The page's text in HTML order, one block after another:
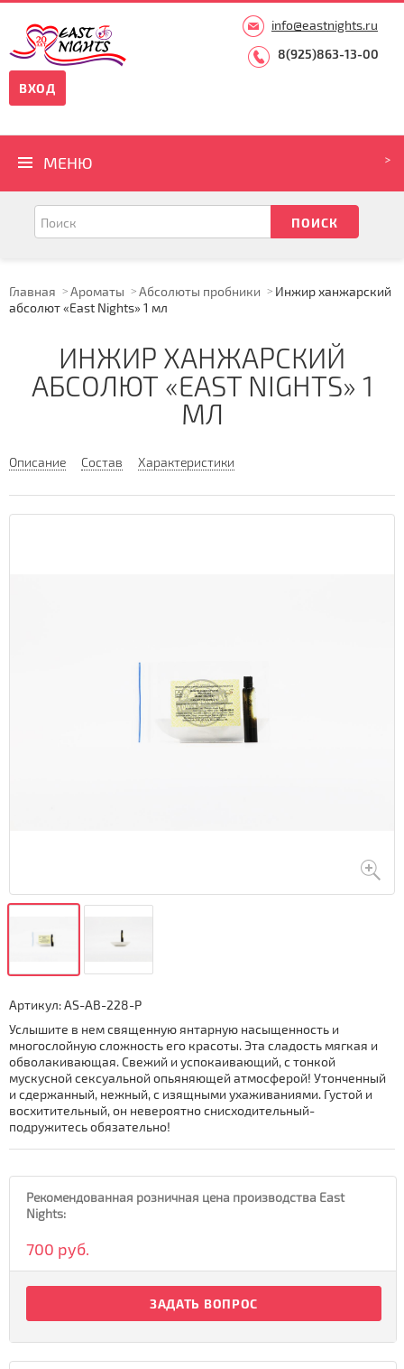
info@eastnights.ru
8(925)863-13-00
ВХОД
МЕНЮ
Главная Ароматы Абсолюты пробники
Инжир ханжарский
абсолют «East Nights» 1 мл
ИНЖИР ХАНЖАРСКИЙ
АБСОЛЮТ «EAST NIGHTS» 1
МЛ
Описание Состав Характеристики
Артикул:AS-AB-228-P
Услышите в нем священную янтарную насыщенность и
многослойную сложность его красоты. Эта сладость мягкая и
обволакивающая. Свежий и успокаивающий, с тонкой
мускусной сексуальной опьяняющей атмосферой! Утонченный
и сдержанный, нежный, с изящными ухаживаниями. Густой и
восхитительный, он невероятно снисходительный-
подружитесь обязательно!
Рекомендованная розничная цена производства East
Nights:
700 руб.
ЗАДАТЬ ВОПРОС